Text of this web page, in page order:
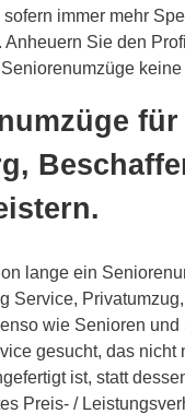
sofern immer mehr
Anheuern Sie den
keine
für
lange ein
Service,
wie Senioren und
gesucht, das nicht
ist, statt
Preis- /